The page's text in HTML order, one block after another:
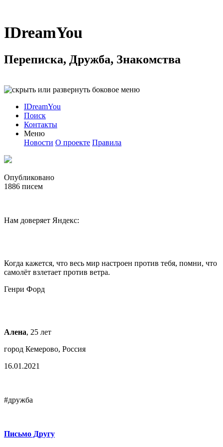
IDreamYou
Переписка, Дружба, Знакомства
IDreamYou
Поиск
Контакты
Меню
Новости О проекте Правила
Опубликовано
1886 писем
Нам доверяет Яндекс:
Когда кажется, что весь мир настроен против тебя, помни, что
самолёт взлетает против ветра.
Генри Форд
Алена, 25 лет
город Кемерово, Россия
16.01.2021
#дружба
Письмо Другу